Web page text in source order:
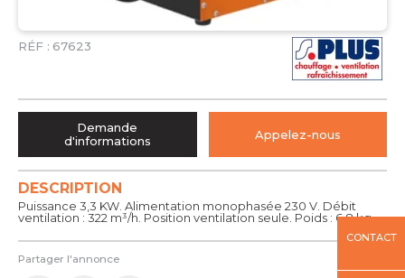
RÉF : 67623
Partager l'annonce
DESCRIPTION
Puissance 3,3 KW. Alimentation monophasée 230 V. Débit
ventilation : 322 m³/h. Position ventilation seule. Poids : 6,8 kg.
Demande
d'informations
Appelez-nous
CONTACT